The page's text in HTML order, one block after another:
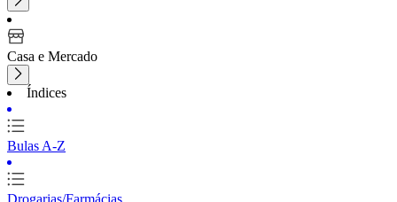
Casa e Mercado
Índices
Bulas A-Z
Drogarias/Farmácias